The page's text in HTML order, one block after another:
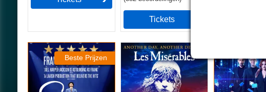
Tickets
Beste Prijzen
Sinatra the Musical Les Miserables